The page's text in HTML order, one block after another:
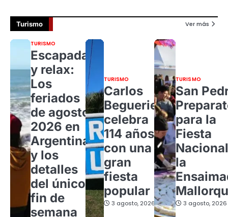
Turismo Ver más
TURISMO
Escapadas
y relax:
Los
feriados
de agosto
2026 en
Argentina
y los
detalles
del único
fin de
semana
TURISMO
Carlos
Beguerie
celebra
114 años
con una
gran
fiesta
popular
3 agosto, 2026
TURISMO
San
para la
Fiesta
la
3 agosto, 2026